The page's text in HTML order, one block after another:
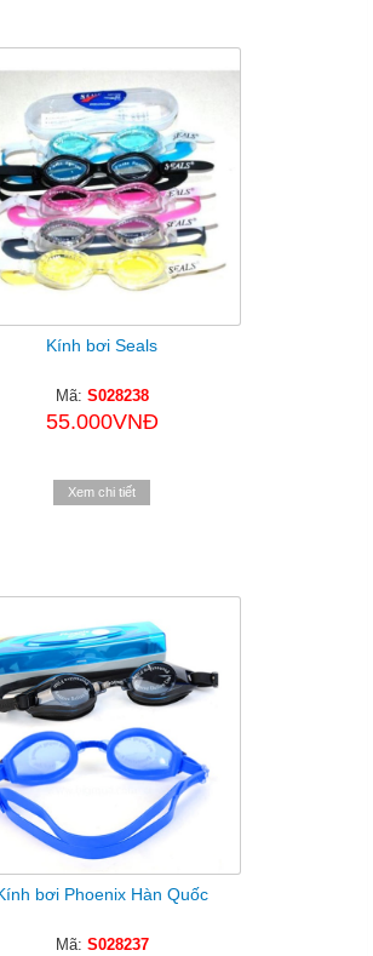
Kính bơi Seals
Mã: S028238
55.000VNĐ
Xem chi tiết
bơi Phoenix Hàn Quốc
Mã: S028237